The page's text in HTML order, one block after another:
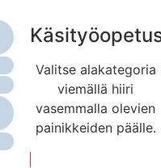
Valitse alakategoria
viemällä hiiri
vasemmalla olevien
painikkeiden päälle.